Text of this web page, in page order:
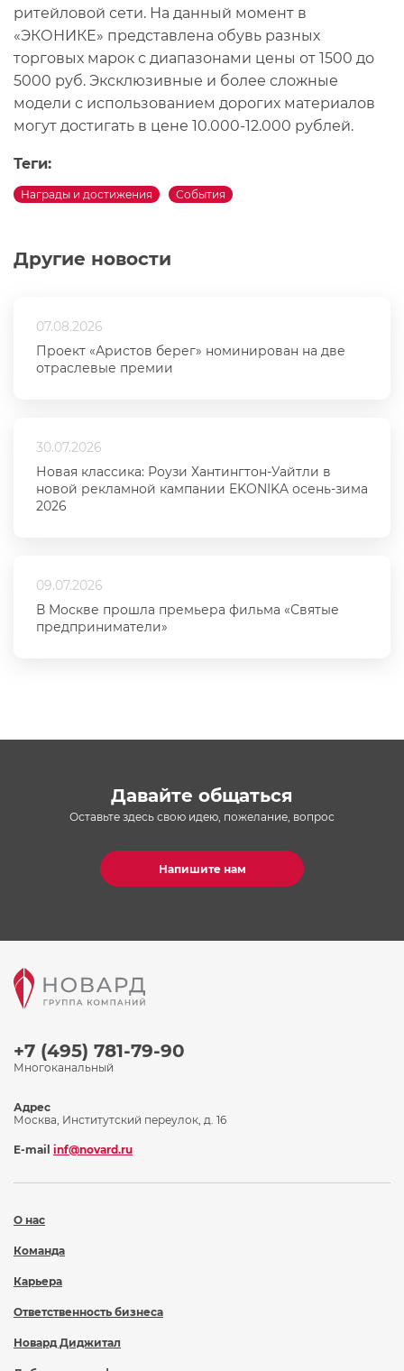
Другие новости
07.08.2026
Проект «Аристов берег» номинирован на две
отраслевые премии
30.07.2026
Новая классика: Роузи Хантингтон-Уайтли в
новой рекламной кампании EKONIKA осень-зима
2026
09.07.2026
В Москве прошла премьера фильма «Святые
предприниматели»
ритейловой сети. На данный момент в
«ЭКОНИКЕ» представлена обувь разных
торговых марок с диапазонами цены от 1500 до
5000 руб. Эксклюзивные и более сложные
модели с использованием дорогих материалов
могут достигать в цене 10.000-12.000 рублей.
Теги:
Награды и достижения События
Давайте общаться
Оставьте здесь свою идею, пожелание, вопрос
Напишите нам
+7 (495) 781-79-90
Многоканальный
О нас
Команда
Карьера
Ответственность бизнеса
Новард Диджитал
Адрес
Москва, Институтский переулок, д. 16
E-mail inf@novard.ru